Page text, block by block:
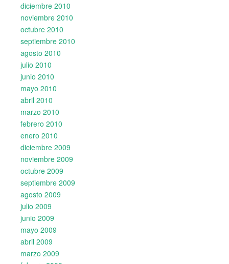
diciembre 2010
noviembre 2010
octubre 2010
septiembre 2010
agosto 2010
julio 2010
junio 2010
mayo 2010
abril 2010
marzo 2010
febrero 2010
enero 2010
diciembre 2009
noviembre 2009
octubre 2009
septiembre 2009
agosto 2009
julio 2009
junio 2009
mayo 2009
abril 2009
marzo 2009